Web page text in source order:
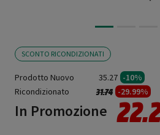
SCONTO RICONDIZIONATI
Prodotto Nuovo 35.27 -10%
Ricondizionato
Prezzo ridotto da
31.74a -29.99%
In Promozione